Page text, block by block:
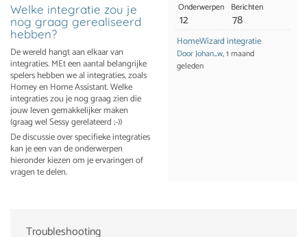
Welke integratie zou je
nog graag gerealiseerd
hebben?
De wereld hangt aan elkaar van
integraties. MEt een aantal belangrijke
spelers hebben we al integraties, zoals
Homey en Home Assistant. Welke
integraties zou je nog graag zien die
jouw leven gemakkelijker maken
(graag wel Sessy gerelateerd ;-))
De discussie over specifieke integraties
kan je een van de onderwerpen
hieronder kiezen om je ervaringen of
vragen te delen.
Onderwerpen
12
Berichten
78
HomeWizard integratie
Door Johan_w, 1 maand
geleden
Troubleshooting